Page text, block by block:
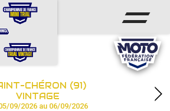
CHÉRON (91)
VINTAGE
09/2026 au 06/09/2026